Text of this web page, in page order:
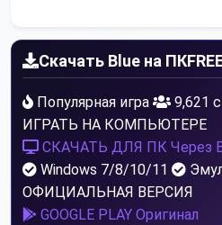
Скачать Blue на ПК
Популярная игра
9,621
ИГРАТЬ НА КОМПЬЮТЕРЕ
СКАЧАТЬ ДЛЯ ПК Через
Windows 7/8/10/11
ОФИЦИАЛЬНАЯ ВЕРСИЯ
GOOGLE PLAY Оригинал